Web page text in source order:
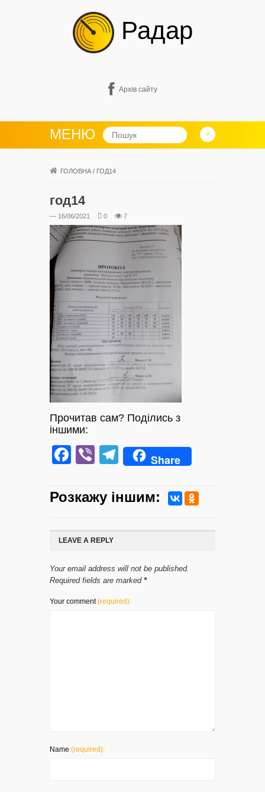
Радар
Архів сайту
МЕНЮ
ГОЛОВНА / ГОД14
год14
— 16/06/2021 0 7
Прочитав сам? Поділись з
іншими:
Facebook
ViberTelegram
Share
Розкажу iншим:
LEAVE A REPLY
Your email address will not be published.
Required fields are marked *
Your comment(required):
Name (required):